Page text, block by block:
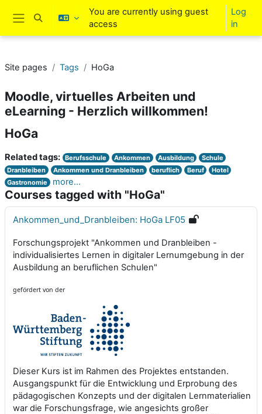
Skip to main content
Side panel
Toggle search input
You are currently using guest
access
Log
in
Site pages Tags HoGa
Moodle, virtuelles Arbeiten und
eLearning - Herzlich willkommen!
HoGa
Related tags: Berufsschule Ankommen Ausbildung
Schule
Dranbleiben
Ankommen und Dranbleiben beruflich Beruf
Hotel
Gastronomie
more...
Courses tagged with "HoGa"
Ankommen_und_Dranbleiben: HoGa LF05
Forschungsprojekt "Ankommen und Dranbleiben -
individualisiertes Lernen in digitaler Lernumgebung in der
Ausbildung an beruflichen Schulen"
gefördert von der
Dieser Kurs ist im Rahmen des Projektes entstanden.
Ausgangspunkt für die Entwicklung und Erprobung des
pädagogischen Konzepts und der digitalen Lernmaterialien
war die Forschungsfrage, wie angesichts großer